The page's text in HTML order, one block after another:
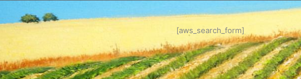
[aws_search_form]